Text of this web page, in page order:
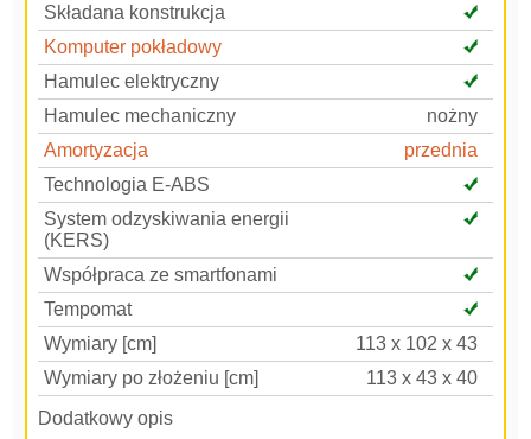
Składana konstrukcja
Komputer pokładowy
Hamulec elektryczny
Hamulec mechaniczny
nożny
Amortyzacja
przednia
Technologia E-ABS
System odzyskiwania energii
(KERS)
Współpraca ze smartfonami
Tempomat
Wymiary [cm]
113 x 102 x 43
Wymiary po złożeniu [cm]
113 x 43 x 40
Dodatkowy opis